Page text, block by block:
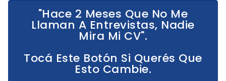
"Hace 2 Meses Que No Me
Llaman A Entrevistas, Nadie
Mira Mi CV".
Tocá Este Botón Si Querés Que
Esto Cambie.